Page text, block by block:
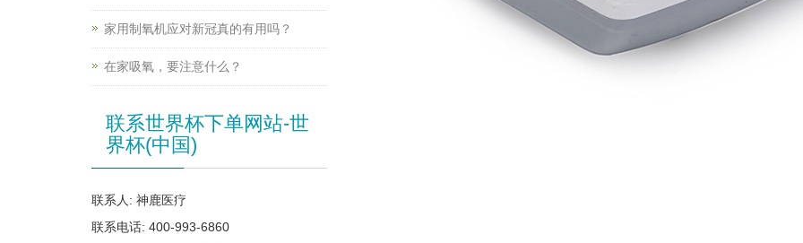
家用制氧机应对新冠真的有用吗？
在家吸氧，要注意什么？
联系世界杯下单网站-世
界杯(中国)
联系人: 神鹿医疗
联系电话: 400-993-6860